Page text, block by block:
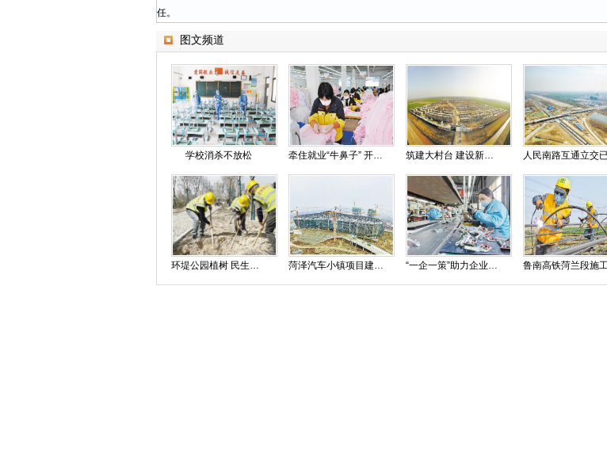
任。
图文频道
学校消杀不放松 牵住就业“牛鼻子” 开启脱贫“加速度” 筑建大村台 建设新社区
环堤公园植树 民生工程添绿 菏泽汽车小镇项目建设正酣 “一企一策”助力企业复工复产